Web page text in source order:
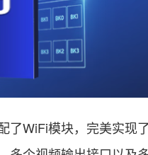
WiFi模块，完美实现